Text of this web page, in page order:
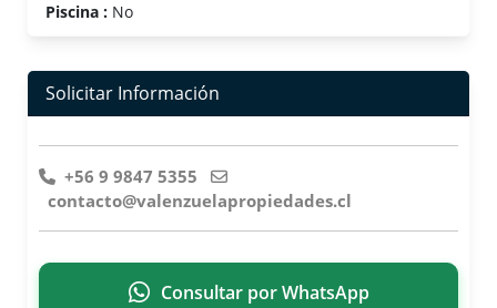
Piscina : No
Solicitar Información
+56 9 9847 5355
contacto@valenzuelapropiedades.cl
Consultar por WhatsApp